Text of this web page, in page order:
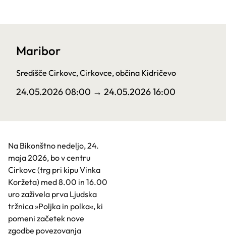
Maribor
Središče Cirkovc, Cirkovce, občina Kidričevo
24.05.2026 08:00 → 24.05.2026 16:00
Na Bikonštno nedeljo, 24.
maja 2026, bo v centru
Cirkovc (trg pri kipu Vinka
Koržeta) med 8.00 in 16.00
uro zaživela prva Ljudska
tržnica »Poljka in polka«, ki
pomeni začetek nove
zgodbe povezovanja